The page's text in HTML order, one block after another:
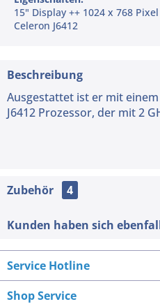
15" Display ++ 1024 x 768
Celeron J6412
Beschreibung
Ausgestattet ist er mit
J6412 Prozessor, der mit 2
Zubehör 4
Kunden haben sich
Service Hotline
Shop Service